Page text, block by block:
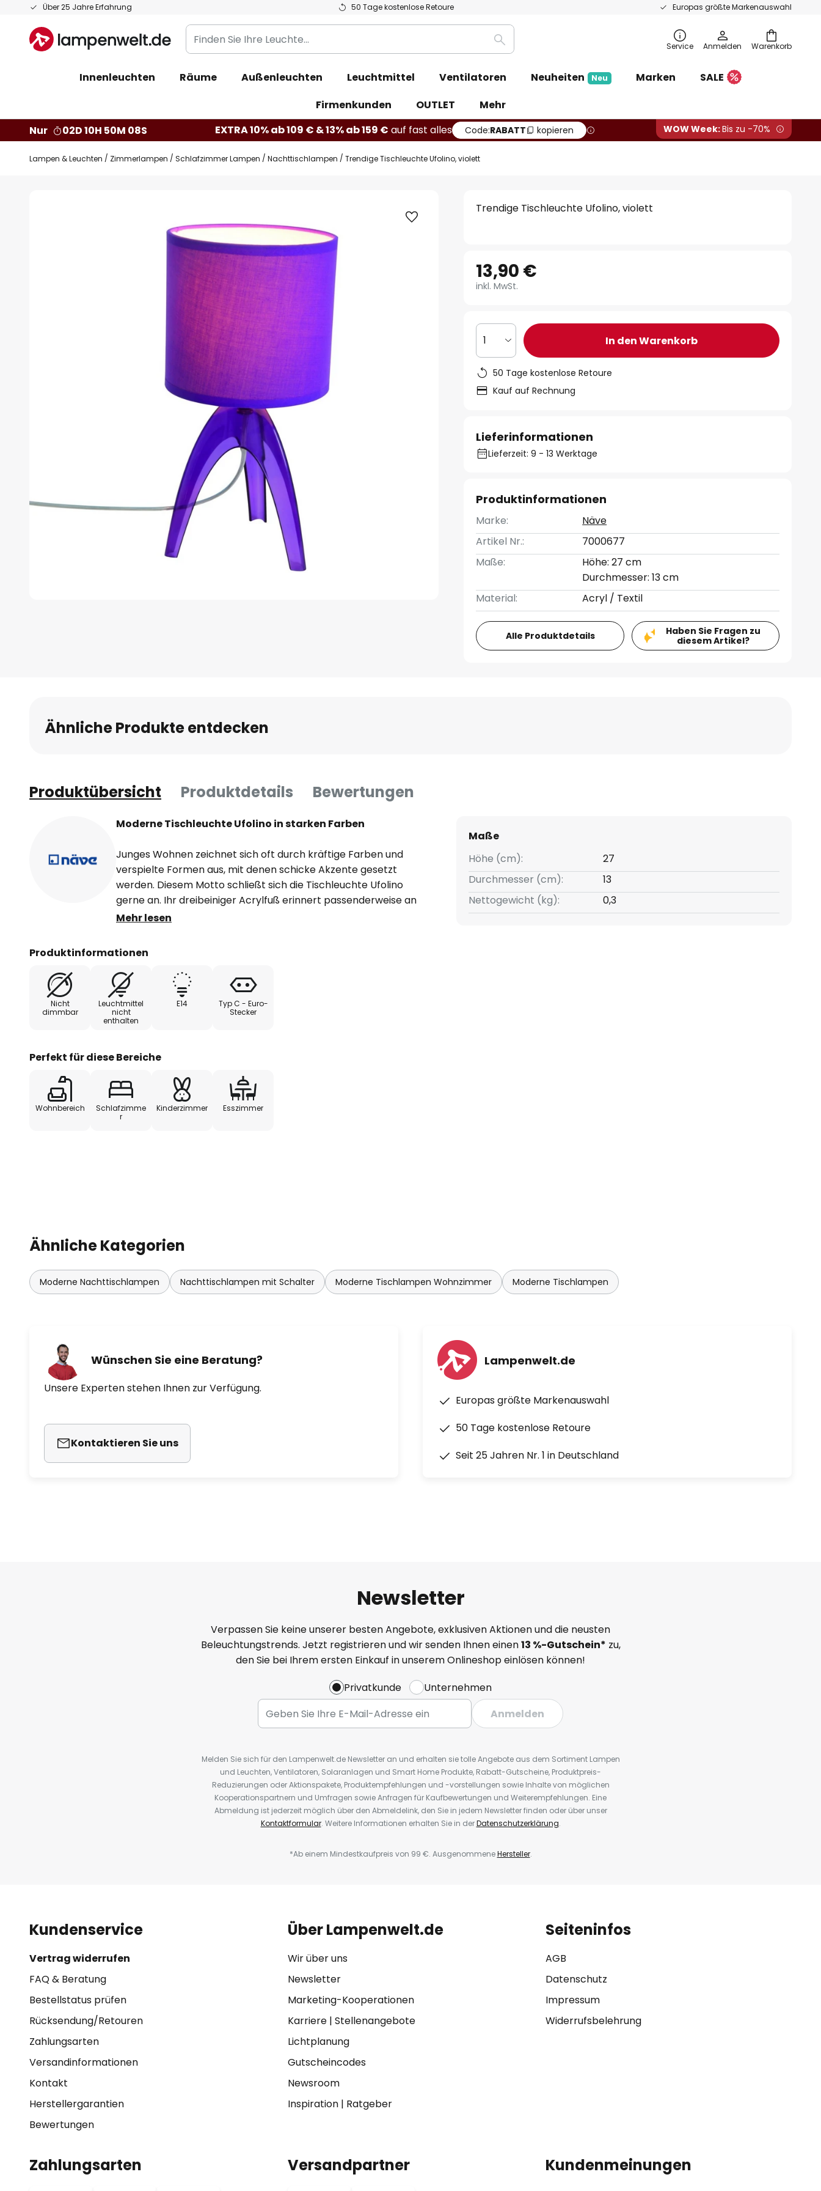
Über 25 Jahre Erfahrung 50 Tage kostenlose Retoure Europas größte Markenauswahl
Zum
springen
Warenkorb
Finden
Sie
Leuchte...
Suche Service Anmelden
Innenleuchten Räume Außenleuchten Leuchtmittel Ventilatoren Neuheiten Neu Marken
SALE
Firmenkunden
OUTLET
Mehr
Nur
02D 10H 50M 07S EXTRA 10% ab 109 € & 13% ab 159 € auf fast alles Code:RABATT kopieren WOW Week:Bis zu -70%
Lampen & Leuchten Zimmerlampen Schlafzimmer Lampen Nachttischlampen Trendige Tischleuchte Ufolino, violett
Trendige Tischleuchte Ufolino, violett
13,90 €
inkl. MwSt.
1 In den Warenkorb
50 Tage kostenlose Retoure
Kauf auf Rechnung
Lieferinformationen
Lieferzeit: 9 - 13 Werktage
Produktinformationen
Marke:
Näve
Artikel Nr.:
7000677
Maße:
Höhe: 27 cm
Durchmesser: 13 cm
Material:
Acryl / Textil
Alle Produktdetails
Haben Sie Fragen zu
diesem Artikel?
Ähnliche Produkte entdecken
Produktübersicht Produktdetails Bewertungen
Moderne Tischleuchte Ufolino in starken Farben
Junges Wohnen zeichnet sich oft durch kräftige Farben und
verspielte Formen aus, mit denen schicke Akzente gesetzt
werden. Diesem Motto schließt sich die Tischleuchte Ufolino
gerne an. Ihr dreibeiniger Acrylfuß erinnert passenderweise an
eine kleine Rakete, über die der Lampenschirm gestülpt wurde.
sodass Ufolino die Umgebung sanft beleuchtet - sowohl im
Kinderzimmer.
Mehr lesen
Produktinformationen
Nicht
dimmbar
Leuchtmittel
nicht
enthalten
E14
Typ C - Euro-
Stecker
Perfekt für diese Bereiche
Wohnbereich
Schlafzimme
r
Kinderzimmer Esszimmer
Maße
Höhe (cm):
27
Durchmesser (cm):
13
Nettogewicht (kg):
0,3
Ähnliche Kategorien
Moderne Nachttischlampen Nachttischlampen mit Schalter Moderne Tischlampen Wohnzimmer Moderne Tischlampen
Wünschen Sie eine Beratung?
Unsere Experten stehen Ihnen zur Verfügung.
Kontaktieren Sie uns
Lampenwelt.de
Europas größte Markenauswahl
50 Tage kostenlose Retoure
Seit 25 Jahren Nr. 1 in Deutschland
Newsletter
Verpassen Sie keine unserer besten Angebote, exklusiven Aktionen und die neusten
Beleuchtungstrends. Jetzt registrieren und wir senden Ihnen einen13 %-Gutschein* zu,
den Sie bei Ihrem ersten Einkauf in unserem Onlineshop einlösen können!
Privatkunde
Unternehmen
Anmelden
Melden Sie sich für den Lampenwelt.de Newsletter an und erhalten sie tolle Angebote aus dem Sortiment Lampen
und Leuchten, Ventilatoren, Solaranlagen und Smart Home Produkte, Rabatt-Gutscheine, Produktpreis-
Reduzierungen oder Aktionspakete, Produktempfehlungen und -vorstellungen sowie Inhalte von möglichen
Kooperationspartnern und Umfragen sowie Anfragen für Kaufbewertungen und Weiterempfehlungen. Eine
Abmeldung ist jederzeit möglich über den Abmeldelink, den Sie in jedem Newsletter finden oder über unser
Kontaktformular. Weitere Informationen erhalten Sie in derDatenschutzerklärung.
*Ab einem Mindestkaufpreis von 99 €. AusgenommeneHersteller.
Kundenservice
Vertrag widerrufen
FAQ & Beratung
Bestellstatus prüfen
Rücksendung/Retouren
Zahlungsarten
Versandinformationen
Kontakt
Herstellergarantien
Bewertungen
Über Lampenwelt.de
Wir über uns
Newsletter
Marketing-Kooperationen
Karriere| Stellenangebote
Lichtplanung
Gutscheincodes
Newsroom
Inspiration| Ratgeber
Seiteninfos
AGB
Datenschutz
Impressum
Widerrufsbelehrung
Zahlungsarten Versandpartner Kundenmeinungen